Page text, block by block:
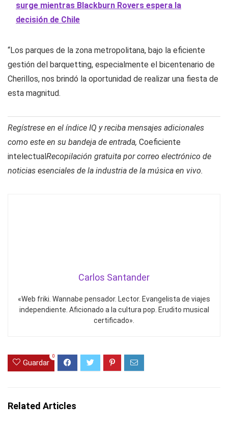
surge mientras Blackburn Rovers espera la
decisión de Chile
“Los parques de la zona metropolitana, bajo la eficiente
gestión del barquetting, especialmente el bicentenario de
Cherillos, nos brindó la oportunidad de realizar una fiesta de
esta magnitud.
Regístrese en el índice IQ y reciba mensajes adicionales
como este en su bandeja de entrada, Coeficiente
intelectualRecopilación gratuita por correo electrónico de
noticias esenciales de la industria de la música en vivo.
Carlos Santander
«Web friki. Wannabe pensador. Lector. Evangelista de viajes
independiente. Aficionado a la cultura pop. Erudito musical
certificado».
Guardar
0
Related Articles